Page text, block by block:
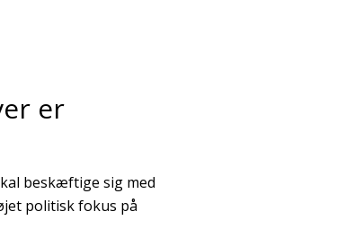
er
beskæftige sig med
politisk fokus på